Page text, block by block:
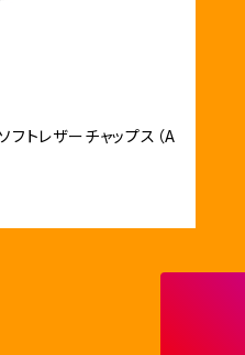
トレザーチャップス（A